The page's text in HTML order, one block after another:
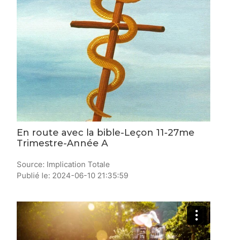
En route avec la bible-Leçon 11-27me
Trimestre-Année A
Source: Implication Totale
Publié le: 2024-06-10 21:35:59